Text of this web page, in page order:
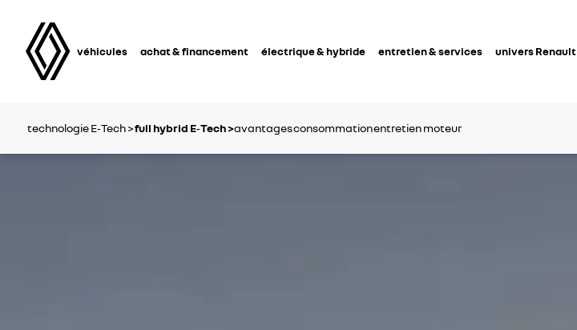
véhicules achat & financement électrique & hybride entretien & services univers Renault
technologie E‑Tech >full hybrid E‑Tech >avantagesconsommationentretienmoteur